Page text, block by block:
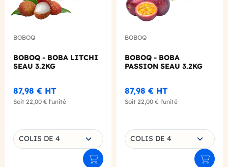
BOBOQ
BOBOQ - BOBA LITCHI
SEAU 3.2KG
87,98 € HT
Soit 22,00 € l'unité
Choisissez une déclinaison
COLIS DE 4
Ajouter au panier
BOBOQ
BOBOQ - BOBA
PASSION SEAU 3.2KG
87,98 € HT
Soit 22,00 € l'unité
Choisissez une déclinaison
COLIS DE 4